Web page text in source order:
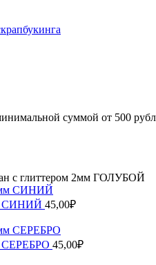
суммой от 500
с глиттером 2мм ГОЛУБОЙ
СИНИЙ 45,00₽
СЕРЕБРО 45,00₽